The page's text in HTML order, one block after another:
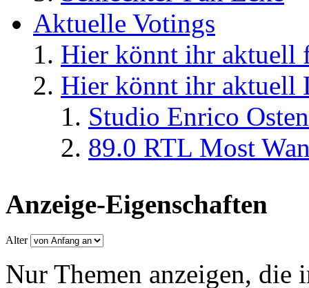
Aktuelle Votings
Hier könnt ihr aktuell
Hier könnt ihr aktuell
Studio Enrico
89.0 RTL Most
Anzeige-Eigenschaften
Alter
Nur Themen anzeigen, die